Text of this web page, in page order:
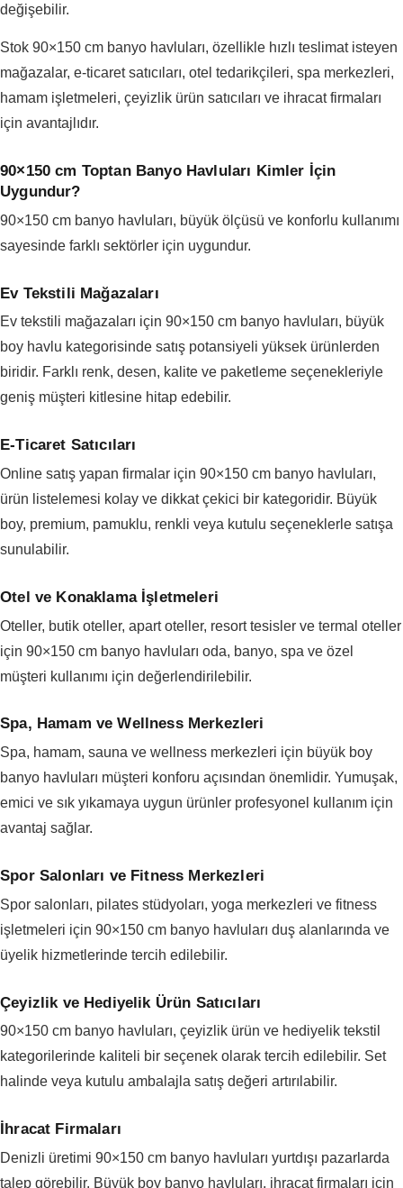
değişebilir.
Stok 90×150 cm banyo havluları, özellikle hızlı teslimat isteyen
mağazalar, e-ticaret satıcıları, otel tedarikçileri, spa merkezleri,
hamam işletmeleri, çeyizlik ürün satıcıları ve ihracat firmaları
için avantajlıdır.
90×150 cm Toptan Banyo Havluları Kimler İçin
Uygundur?
90×150 cm banyo havluları, büyük ölçüsü ve konforlu kullanımı
sayesinde farklı sektörler için uygundur.
Ev Tekstili Mağazaları
Ev tekstili mağazaları için 90×150 cm banyo havluları, büyük
boy havlu kategorisinde satış potansiyeli yüksek ürünlerden
biridir. Farklı renk, desen, kalite ve paketleme seçenekleriyle
geniş müşteri kitlesine hitap edebilir.
E-Ticaret Satıcıları
Online satış yapan firmalar için 90×150 cm banyo havluları,
ürün listelemesi kolay ve dikkat çekici bir kategoridir. Büyük
boy, premium, pamuklu, renkli veya kutulu seçeneklerle satışa
sunulabilir.
Otel ve Konaklama İşletmeleri
Oteller, butik oteller, apart oteller, resort tesisler ve termal oteller
için 90×150 cm banyo havluları oda, banyo, spa ve özel
müşteri kullanımı için değerlendirilebilir.
Spa, Hamam ve Wellness Merkezleri
Spa, hamam, sauna ve wellness merkezleri için büyük boy
banyo havluları müşteri konforu açısından önemlidir. Yumuşak,
emici ve sık yıkamaya uygun ürünler profesyonel kullanım için
avantaj sağlar.
Spor Salonları ve Fitness Merkezleri
Spor salonları, pilates stüdyoları, yoga merkezleri ve fitness
işletmeleri için 90×150 cm banyo havluları duş alanlarında ve
üyelik hizmetlerinde tercih edilebilir.
Çeyizlik ve Hediyelik Ürün Satıcıları
90×150 cm banyo havluları, çeyizlik ürün ve hediyelik tekstil
kategorilerinde kaliteli bir seçenek olarak tercih edilebilir. Set
halinde veya kutulu ambalajla satış değeri artırılabilir.
İhracat Firmaları
Denizli üretimi 90×150 cm banyo havluları yurtdışı pazarlarda
talep görebilir. Büyük boy banyo havluları, ihracat firmaları için